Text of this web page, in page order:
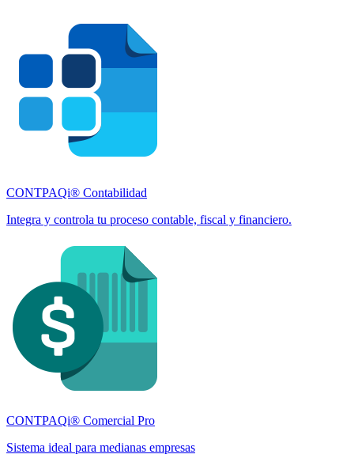
CONTPAQi® Contabilidad
Integra y controla tu proceso contable, fiscal y financiero.
CONTPAQi® Comercial Pro
Sistema ideal para medianas empresas